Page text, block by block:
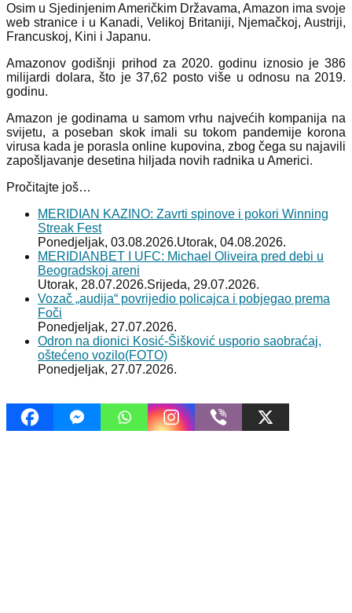
Osim u Sjedinjenim Američkim Državama, Amazon ima svoje
web stranice i u Kanadi, Velikoj Britaniji, Njemačkoj, Austriji,
Francuskoj, Kini i Japanu.
Amazonov godišnji prihod za 2020. godinu iznosio je 386
milijardi dolara, što je 37,62 posto više u odnosu na 2019.
godinu.
Amazon je godinama u samom vrhu najvećih kompanija na
svijetu, a poseban skok imali su tokom pandemije korona
virusa kada je porasla online kupovina, zbog čega su najavili
zapošljavanje desetina hiljada novih radnika u Americi.
Pročitajte još…
MERIDIAN KAZINO: Zavrti spinove i pokori Winning
Streak Fest
Ponedjeljak, 03.08.2026.Utorak, 04.08.2026.
MERIDIANBET I UFC: Michael Oliveira pred debi u
Beogradskoj areni
Utorak, 28.07.2026.Srijeda, 29.07.2026.
Vozač „audija“ povrijedio policajca i pobjegao prema
Foči
Ponedjeljak, 27.07.2026.
Odron na dionici Kosić-Šišković usporio saobraćaj,
oštećeno vozilo(FOTO)
Ponedjeljak, 27.07.2026.